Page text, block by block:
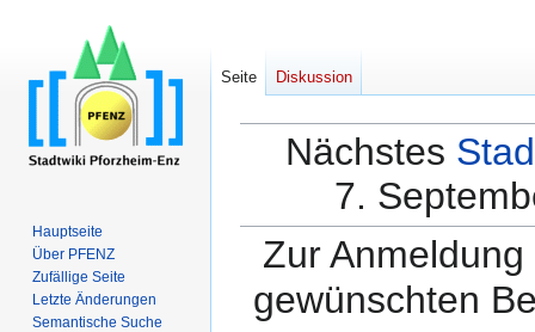
Nächstes
7.
Zur
gewünschten
Seite Diskussion
Hauptseite
Über PFENZ
Zufällige Seite
Letzte Änderungen
Semantische Suche